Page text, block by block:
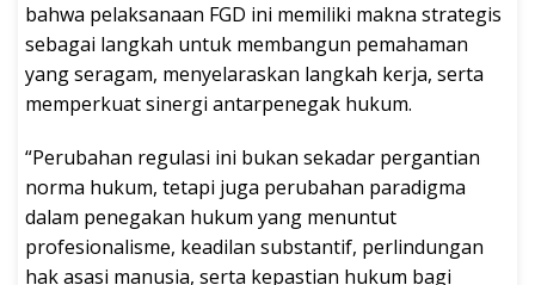
bahwa pelaksanaan FGD ini memiliki makna strategis
sebagai langkah untuk membangun pemahaman
yang seragam, menyelaraskan langkah kerja, serta
memperkuat sinergi antarpenegak hukum.
“Perubahan regulasi ini bukan sekadar pergantian
norma hukum, tetapi juga perubahan paradigma
dalam penegakan hukum yang menuntut
profesionalisme, keadilan substantif, perlindungan
hak asasi manusia, serta kepastian hukum bagi